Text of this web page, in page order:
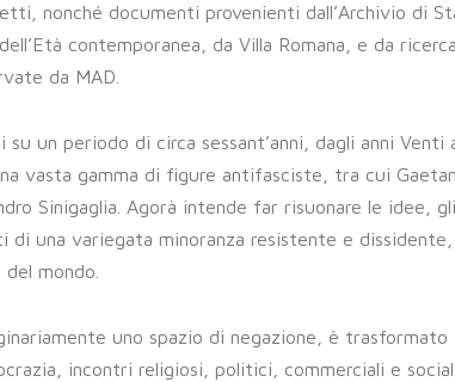
nonché documenti provenienti dall’Archivio di
contemporanea, da Villa Romana, e da
da MAD.
su un periodo di circa sessant’anni, dagli anni
vasta gamma di figure antifasciste, tra cui
Sinigaglia. Agorà intende far risuonare le idee,
di una variegata minoranza resistente e
mondo.
uno spazio di negazione, è trasformato
incontri religiosi, politici, commerciali e